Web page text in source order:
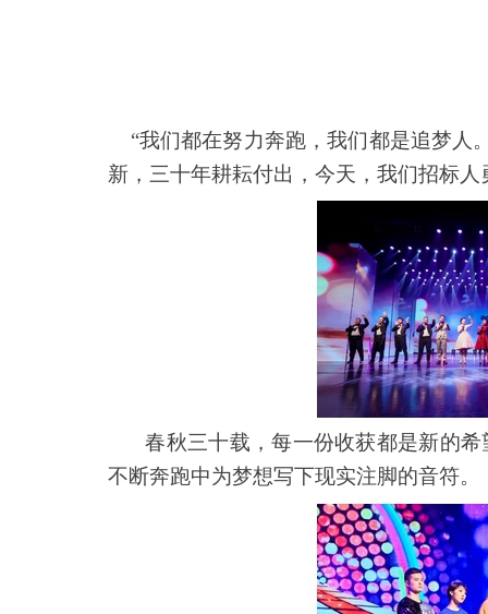
“我们都在努力奔跑，我们都是追梦人
新，三十年耕耘付出，今天，我们招标
春秋三十载，每一份收获都是新的希
不断奔跑中为梦想写下现实注脚的音符。